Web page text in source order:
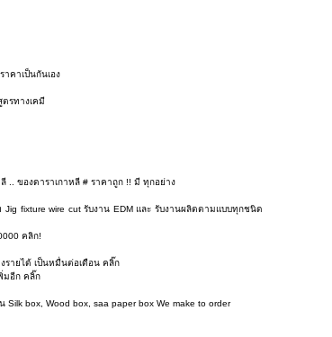
าคาเป็นกันเอง
รทางเคมี
.. ของดาราเกาหลี # ราคาถูก !! มี ทุกอย่าง
fixture wire cut รับงาน EDM และ รับงานผลิตตามแบบทุกชนิด
คลิก!
รายได้ เป็นหมื่นต่อเดือน คลิ๊ก
มอีก คลิ๊ก
box, Wood box, saa paper box We make to order